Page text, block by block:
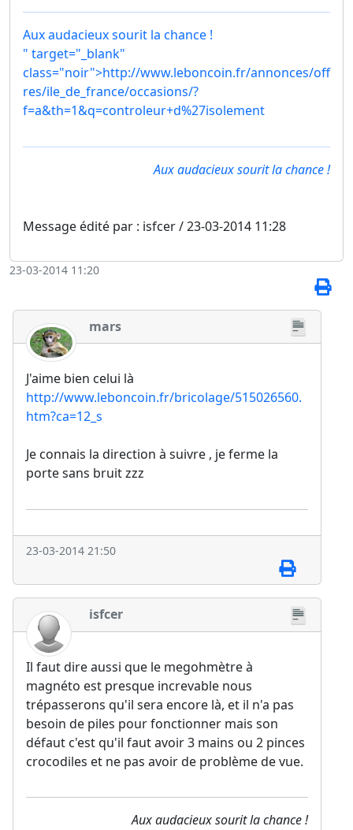
Aux audacieux sourit la chance !
" target="_blank"
class="noir">http://www.leboncoin.fr/annonces/off
res/ile_de_france/occasions/?
f=a&th=1&q=controleur+d%27isolement
Aux audacieux sourit la chance !
Message édité par : isfcer / 23-03-2014 11:28
23-03-2014 11:20
mars
J'aime bien celui là
http://www.leboncoin.fr/bricolage/515026560.
htm?ca=12_s
Je connais la direction à suivre , je ferme la
porte sans bruit zzz
23-03-2014 21:50
isfcer
Il faut dire aussi que le megohmètre à
magnéto est presque increvable nous
trépasserons qu'il sera encore là, et il n'a pas
besoin de piles pour fonctionner mais son
défaut c'est qu'il faut avoir 3 mains ou 2 pinces
crocodiles et ne pas avoir de problème de vue.
Aux audacieux sourit la chance !